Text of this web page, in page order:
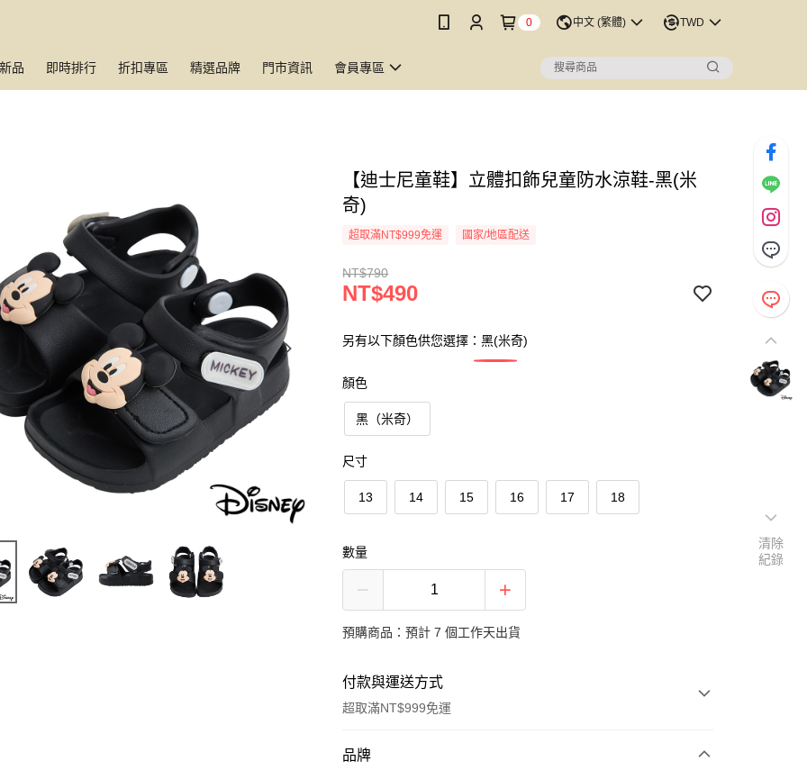
0 中文 (繁體) TWD
品 即時排行 折扣專區 精選品牌 門市資訊 會員專區
【迪士尼童鞋】立體扣飾兒童防水涼鞋-黑(米
奇)
超取滿NT$999免運 國家/地區配送
NT$790
NT$490
另有以下顏色供您選擇：黑(米奇)
顏色
黑（米奇）
尺寸
13 14 15 16 17 18
數量
預購商品：預計 7 個工作天出貨
付款與運送方式
超取滿NT$999免運
付款方式
品牌
清除
紀錄